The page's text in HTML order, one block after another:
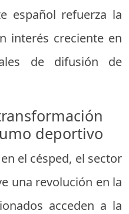
español refuerza la
interés creciente en
de difusión de
deportivo
el césped, el sector
una revolución en la
acceden a la